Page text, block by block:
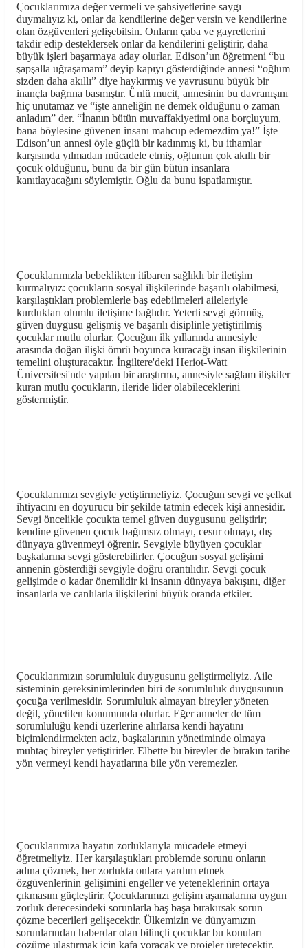
Çocuklarımıza değer vermeli ve şahsiyetlerine saygı
duymalıyız ki, onlar da kendilerine değer versin ve kendilerine
olan özgüvenleri gelişebilsin. Onların çaba ve gayretlerini
takdir edip desteklersek onlar da kendilerini geliştirir, daha
büyük işleri başarmaya aday olurlar. Edison’un öğretmeni “bu
şapşalla uğraşamam” deyip kapıyı gösterdiğinde annesi “oğlum
sizden daha akıllı” diye haykırmış ve yavrusunu büyük bir
inançla bağrına basmıştır. Ünlü mucit, annesinin bu davranışını
hiç unutamaz ve “işte anneliğin ne demek olduğunu o zaman
anladım” der. “İnanın bütün muvaffakiyetimi ona borçluyum,
bana böylesine güvenen insanı mahcup edemezdim ya!” İşte
Edison’un annesi öyle güçlü bir kadınmış ki, bu ithamlar
karşısında yılmadan mücadele etmiş, oğlunun çok akıllı bir
çocuk olduğunu, bunu da bir gün bütün insanlara
kanıtlayacağını söylemiştir. Oğlu da bunu ispatlamıştır.
Çocuklarımızla bebeklikten itibaren sağlıklı bir iletişim
kurmalıyız: çocukların sosyal ilişkilerinde başarılı olabilmesi,
karşılaştıkları problemlerle baş edebilmeleri aileleriyle
kurdukları olumlu iletişime bağlıdır. Yeterli sevgi görmüş,
güven duygusu gelişmiş ve başarılı disiplinle yetiştirilmiş
çocuklar mutlu olurlar. Çocuğun ilk yıllarında annesiyle
arasında doğan ilişki ömrü boyunca kuracağı insan ilişkilerinin
temelini oluşturacaktır. İngiltere'deki Heriot-Watt
Üniversitesi'nde yapılan bir araştırma, annesiyle sağlam ilişkiler
kuran mutlu çocukların, ileride lider olabileceklerini
göstermiştir.
Çocuklarımızı sevgiyle yetiştirmeliyiz. Çocuğun sevgi ve şefkat
ihtiyacını en doyurucu bir şekilde tatmin edecek kişi annesidir.
Sevgi öncelikle çocukta temel güven duygusunu geliştirir;
kendine güvenen çocuk bağımsız olmayı, cesur olmayı, dış
dünyaya güvenmeyi öğrenir. Sevgiyle büyüyen çocuklar
başkalarına sevgi gösterebilirler. Çocuğun sosyal gelişimi
annenin gösterdiği sevgiyle doğru orantılıdır. Sevgi çocuk
gelişimde o kadar önemlidir ki insanın dünyaya bakışını, diğer
insanlarla ve canlılarla ilişkilerini büyük oranda etkiler.
Çocuklarımızın sorumluluk duygusunu geliştirmeliyiz. Aile
sisteminin gereksinimlerinden biri de sorumluluk duygusunun
çocuğa verilmesidir. Sorumluluk almayan bireyler yöneten
değil, yönetilen konumunda olurlar. Eğer anneler de tüm
sorumluluğu kendi üzerlerine alırlarsa kendi hayatını
biçimlendirmekten aciz, başkalarının yönetiminde olmaya
muhtaç bireyler yetiştirirler. Elbette bu bireyler de bırakın tarihe
yön vermeyi kendi hayatlarına bile yön veremezler.
Çocuklarımıza hayatın zorluklarıyla mücadele etmeyi
öğretmeliyiz. Her karşılaştıkları problemde sorunu onların
adına çözmek, her zorlukta onlara yardım etmek
özgüvenlerinin gelişimini engeller ve yeteneklerinin ortaya
çıkmasını güçleştirir. Çocuklarımızı gelişim aşamalarına uygun
zorluk derecesindeki sorunlarla baş başa bırakırsak sorun
çözme becerileri gelişecektir. Ülkemizin ve dünyamızın
sorunlarından haberdar olan bilinçli çocuklar bu konuları
çözüme ulaştırmak için kafa yoracak ve projeler üretecektir.